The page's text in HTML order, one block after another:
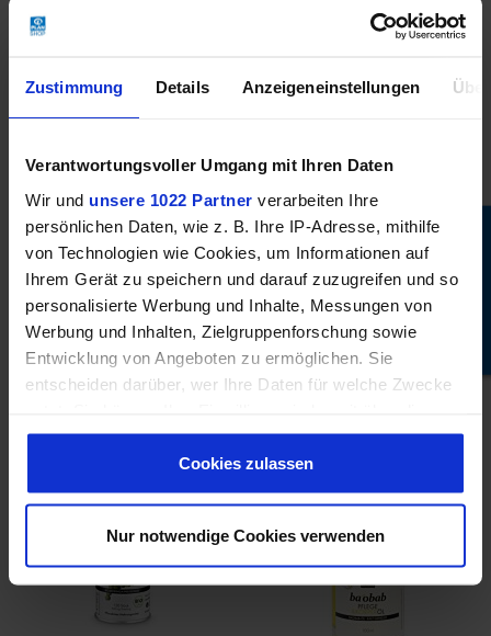
Zustimmung Details Anzeigeneinstellungen
Verantwortungsvoller Umgang mit Ihren Daten
Wir und unsere 1022 Partner verarbeiten Ihre
persönlichen Daten, wie z. B. Ihre IP-Adresse, mithilfe
von Technologien wie Cookies, um Informationen auf
Ihrem Gerät zu speichern und darauf zuzugreifen und so
personalisierte Werbung und Inhalte, Messungen von
Werbung und Inhalten, Zielgruppenforschung sowie
Entwicklung von Angeboten zu ermöglichen. Sie
entscheiden darüber, wer Ihre Daten für welche Zwecke
Cookie-Erklärung oder durch Klicken auf das Privacy
Trigger Symbol ändern oder widerrufen
Informationen über Ihre geografische Lage
erfassen, welche bis auf einige Meter genau sein
können
Ihr Gerät durch aktives Scannen nach
Cookies zulassen
Nur notwendige Cookies verwenden
Mehr Stories
Hinter den hier vorgestellten Produkten der Marke
Unternehmen will uns die einzigartigen Erzeugnisse
und Monokulturen und Raubbau verhindern. Die
Produkte sind nach EU-Bio-Standards zertifiziert. Und
der biologische Landbau wird generell gefördert: So
hat africrops! in Namibia die erste Trainingsfarm für
Bio-Landbau südlich der Sahara initiiert.
VERWANDTE PRODUKTE